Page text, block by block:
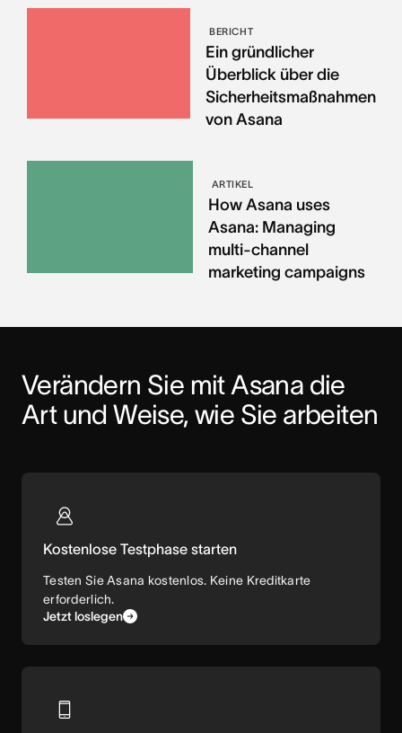
BERICHT
Ein gründlicher
Überblick über die
Sicherheitsmaßnahmen
von Asana
ARTIKEL
How Asana uses
Asana: Managing
multi-channel
marketing campaigns
Verändern Sie mit Asana die
Art und Weise, wie Sie arbeiten
Kostenlose Testphase starten
Testen Sie Asana kostenlos. Keine Kreditkarte
erforderlich.
Jetzt loslegen